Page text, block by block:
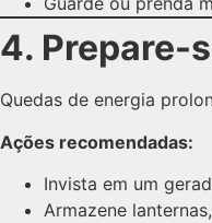
4. Prepare-
Quedas de energia
Ações recomendadas:
Invista em um
Armazene